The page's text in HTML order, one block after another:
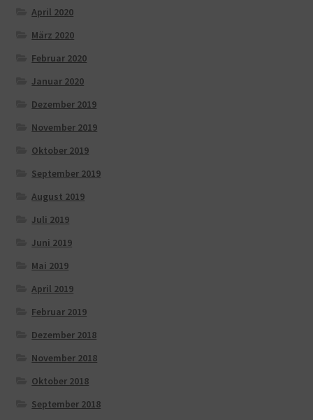
April 2020
März 2020
Februar 2020
Januar 2020
Dezember 2019
November 2019
Oktober 2019
September 2019
August 2019
Juli 2019
Juni 2019
Mai 2019
April 2019
Februar 2019
Dezember 2018
November 2018
Oktober 2018
September 2018